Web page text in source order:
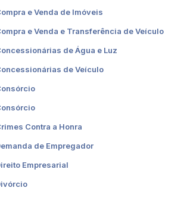
e Venda de Imóveis
e Venda e Transferência de Veículo
de Água e Luz
de Veículo
Contra a Honra
de Empregador
Empresarial